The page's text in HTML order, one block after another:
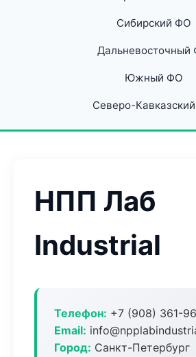
Сибирский ФО
Дальневосточный
Южный ФО
Северо-
НПП Лаб
Industrial
Телефон: +7 (908) 361-
Email:
Город: Санкт-Петербург